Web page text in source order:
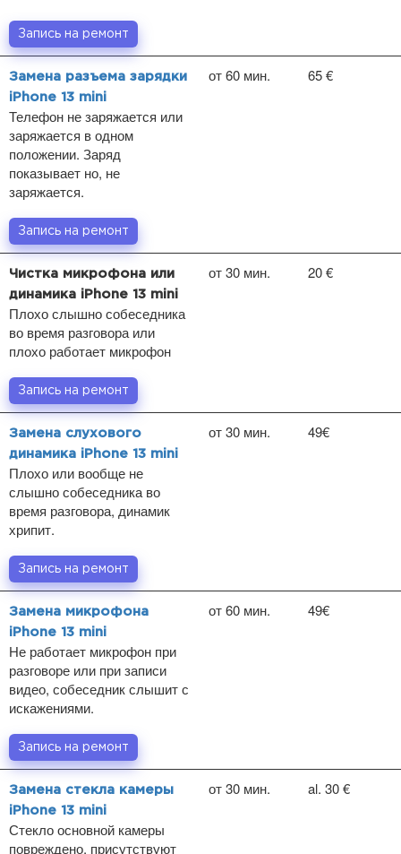
Запись на ремонт
Замена разъема зарядки
iPhone 13 mini
Телефон не заряжается или
заряжается в одном
положении. Заряд
показывает но, не
заряжается.
от 60 мин. 65 €
Запись на ремонт
Чистка микрофона или
динамика iPhone 13 mini
Плохо слышно собеседника
во время разговора или
плохо работает микрофон
от 30 мин. 20 €
Запись на ремонт
Замена слухового
динамика iPhone 13 mini
Плохо или вообще не
слышно собеседника во
время разговора, динамик
хрипит.
от 30 мин. 49€
Запись на ремонт
Замена микрофона
iPhone 13 mini
Не работает микрофон при
разговоре или при записи
видео, собеседник слышит с
искажениями.
от 60 мин. 49€
Запись на ремонт
Замена стекла камеры
iPhone 13 mini
Стекло основной камеры
повреждено, присутствуют
от 30 мин. al. 30 €